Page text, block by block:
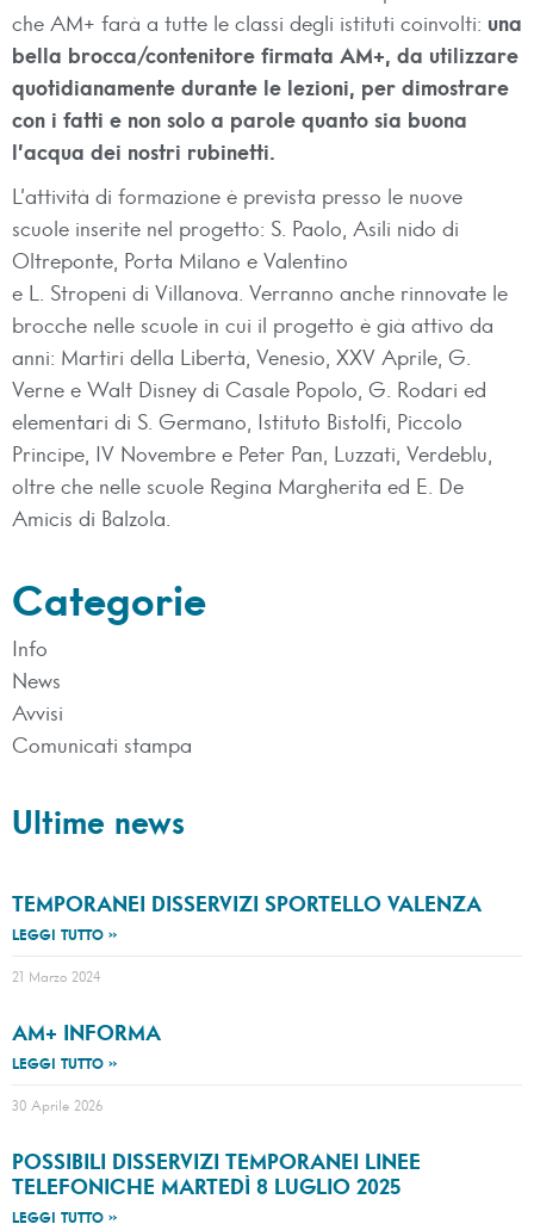
che AM+ farà a tutte le classi degli istituti coinvolti: una
bella brocca/contenitore firmata AM+, da utilizzare
quotidianamente durante le lezioni, per dimostrare
con i fatti e non solo a parole quanto sia buona
l’acqua dei nostri rubinetti.
L’attività di formazione è prevista presso le nuove
scuole inserite nel progetto: S. Paolo, Asili nido di
Oltreponte, Porta Milano e Valentino
e L. Stropeni di Villanova. Verranno anche rinnovate le
brocche nelle scuole in cui il progetto è già attivo da
anni: Martiri della Libertà, Venesio, XXV Aprile, G.
Verne e Walt Disney di Casale Popolo, G. Rodari ed
elementari di S. Germano, Istituto Bistolfi, Piccolo
Principe, IV Novembre e Peter Pan, Luzzati, Verdeblu,
oltre che nelle scuole Regina Margherita ed E. De
Amicis di Balzola.
Categorie
Info
News
Avvisi
Comunicati stampa
Ultime news
TEMPORANEI DISSERVIZI SPORTELLO VALENZA
LEGGI TUTTO »
21 Marzo 2024
AM+ INFORMA
LEGGI TUTTO »
30 Aprile 2026
POSSIBILI DISSERVIZI TEMPORANEI LINEE
TELEFONICHE MARTEDÌ 8 LUGLIO 2025
LEGGI TUTTO »